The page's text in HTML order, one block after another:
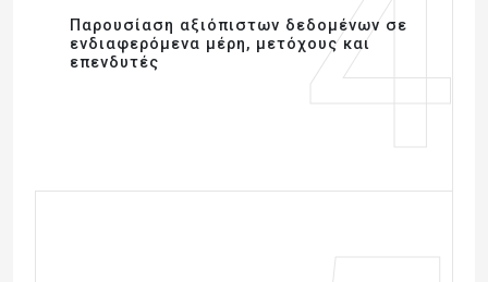
Παρουσίαση αξιόπιστων δεδομένων σε
ενδιαφερόμενα μέρη, μετόχους και
επενδυτές